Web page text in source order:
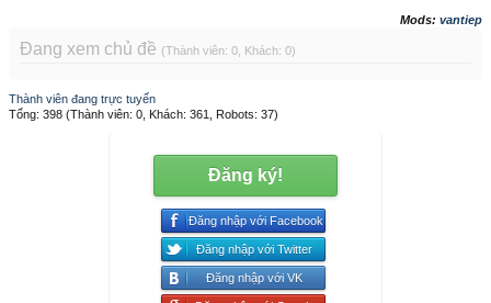
Mods: vantiep
Đang xem chủ đề (Thành viên: 0, Khách: 0)
Thành viên đang trực tuyến
Tổng: 398 (Thành viên: 0, Khách: 361, Robots: 37)
Đăng ký!
Đăng nhập với Facebook
Đăng nhập với Twitter
Đăng nhập với VK